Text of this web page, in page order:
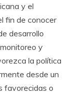
y el
fin de conocer
desarrollo
y
la política
desde un
favorecidas o